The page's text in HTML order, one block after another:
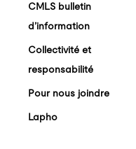
CMLS bulletin
d’information
Collectivité et
responsabilité
Pour nous joindre
Lapho